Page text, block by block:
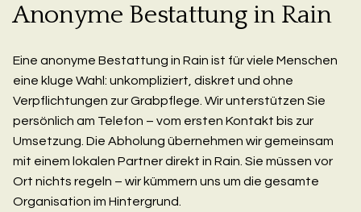
Anonyme Bestattung in Rain
Eine anonyme Bestattung in Rain ist für viele Menschen
eine kluge Wahl: unkompliziert, diskret und ohne
Verpflichtungen zur Grabpflege. Wir unterstützen Sie
persönlich am Telefon – vom ersten Kontakt bis zur
Umsetzung. Die Abholung übernehmen wir gemeinsam
mit einem lokalen Partner direkt in Rain. Sie müssen vor
Ort nichts regeln – wir kümmern uns um die gesamte
Organisation im Hintergrund.